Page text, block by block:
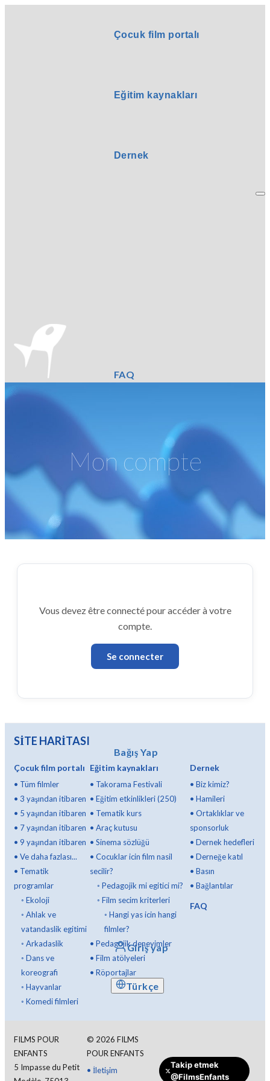
Çocuk film portalı
Eğitim kaynakları
Dernek
FAQ
Bağış Yap
Giriş yap
Türkçe
Mon compte
Vous devez être connecté pour accéder à votre
compte.
Se connecter
SİTE HARİTASI
Çocuk film portalı
• Tüm filmler
• 3 yaşından itibaren
• 5 yaşından itibaren
• 7 yaşından itibaren
• 9 yaşından itibaren
• Ve daha fazlası...
• Tematik
programlar
◦ Ekoloji
◦ Ahlak ve
vatandaslik egitimi
◦ Arkadaslik
◦ Dans ve
koreografi
◦ Hayvanlar
◦ Komedi filmleri
Eğitim kaynakları
• Takorama Festivali
• Eğitim etkinlikleri (250)
• Tematik kurs
• Araç kutusu
• Sinema sözlüğü
• Cocuklar icin film nasil
secilir?
◦ Pedagojik mi egitici mi?
◦ Film secim kriterleri
◦ Hangi yas icin hangi
filmler?
• Pedagojik deneyimler
• Film atölyeleri
• Röportajlar
Dernek
•Biz kimiz?
•Hamileri
•Ortaklıklar ve
sponsorluk
•Dernek hedefleri
•Derneğe katıl
•Basın
•Bağlantılar
FAQ
FILMS POUR
ENFANTS
5 Impasse du Petit
© 2026 FILMS
POUR ENFANTS
• İletişim
Takip etmek
@FilmsEnfants